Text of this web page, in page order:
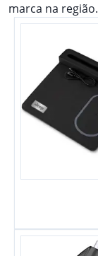
marca na região.